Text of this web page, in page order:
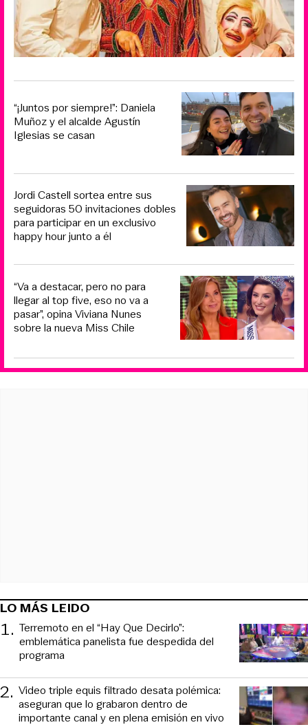
“¡Juntos por siempre!”: Daniela
Muñoz y el alcalde Agustín
Iglesias se casan
Jordi Castell sortea entre sus
seguidoras 50 invitaciones dobles
para participar en un exclusivo
happy hour junto a él
“Va a destacar, pero no para
llegar al top five, eso no va a
pasar”, opina Viviana Nunes
sobre la nueva Miss Chile
LO MÁS LEIDO
1. Terremoto en el “Hay Que Decirlo”:
emblemática panelista fue despedida del
programa
2. Video triple equis filtrado desata polémica:
aseguran que lo grabaron dentro de
importante canal y en plena emisión en vivo